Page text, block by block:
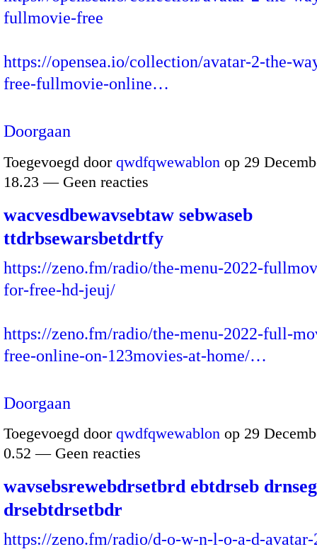
fullmovie-free
https://opensea.io/collection/avatar-2-the-
free-fullmovie-online…
Doorgaan
Toegevoegd door qwdfqwewablon op 29
18.23 — Geen reacties
wacvesdbewavsebtaw sebwaseb
ttdrbsewarsbetdrtfy
https://zeno.fm/radio/the-menu-2022-
for-free-hd-jeuj/
https://zeno.fm/radio/the-menu-2022-full-
free-online-on-123movies-at-home/…
Doorgaan
Toegevoegd door qwdfqwewablon op 29
0.52 — Geen reacties
wavsebsrewebdrsetbrd ebtdrseb
drsebtdrsetbdr
https://zeno.fm/radio/d-o-w-n-l-o-a-d-